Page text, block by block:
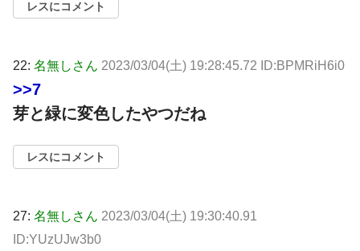
レスにコメント
22: 名無しさん 2023/03/04(土) 19:28:45.72 ID:BPMRiH6i0
>>7
芽と緑に変色したやつだね
レスにコメント
27: 名無しさん 2023/03/04(土) 19:30:40.91
ID:YUzUJw3b0